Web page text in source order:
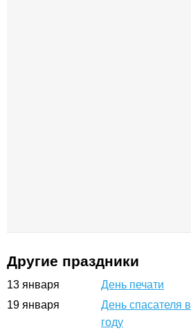
Другие праздники
13 января
День печати
19 января
День спасателя
году